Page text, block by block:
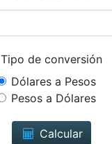
Tipo de conversión
Dólares a Pesos
Pesos a Dólares
Calcular